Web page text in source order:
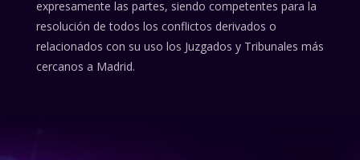
expresamente las partes, siendo competentes para la
resolución de todos los conflictos derivados o
relacionados con su uso los Juzgados y Tribunales más
cercanos a Madrid.